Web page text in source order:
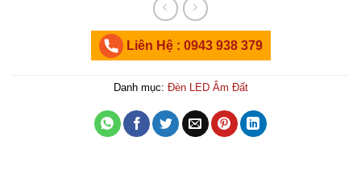
Liên Hệ : 0943 938 379
Danh mục: Đèn LED Âm Đất